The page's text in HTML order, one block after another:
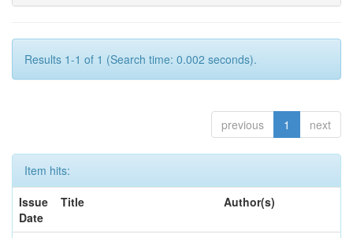
Results 1-1 of 1 (Search time: 0.002 seconds).
previous 1 next
Item hits:
Issue
Date
Title Author(s)